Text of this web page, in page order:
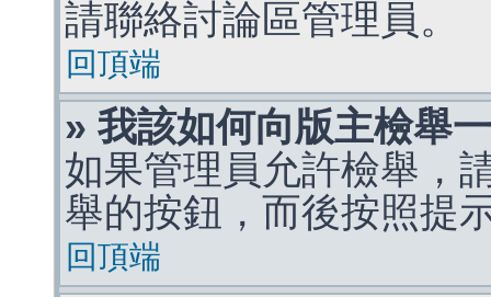
請聯絡討論區管理員。
回頂端
» 我該如何向版主檢舉
如果管理員允許檢舉，
舉的按鈕，而後按照提
回頂端